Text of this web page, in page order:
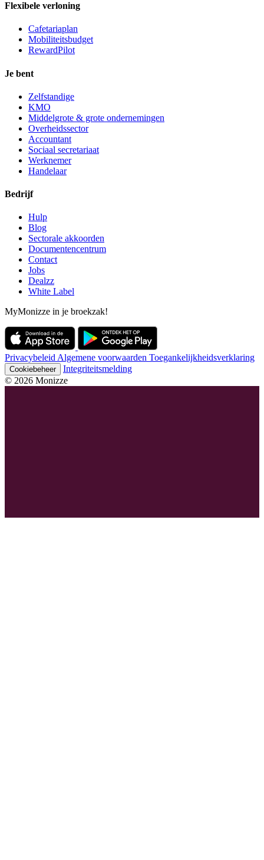
Flexibele verloning
Cafetariaplan
Mobiliteitsbudget
RewardPilot
Je bent
Zelfstandige
KMO
Middelgrote & grote ondernemingen
Overheidssector
Accountant
Sociaal secretariaat
Werknemer
Handelaar
Bedrijf
Hulp
Blog
Sectorale akkoorden
Documentencentrum
Contact
Jobs
Dealzz
White Label
MyMonizze in je broekzak!
PrivacybeleidAlgemene voorwaarden Toegankelijkheidsverklaring
Cookiebeheer
Integriteitsmelding
© 2026 Monizze